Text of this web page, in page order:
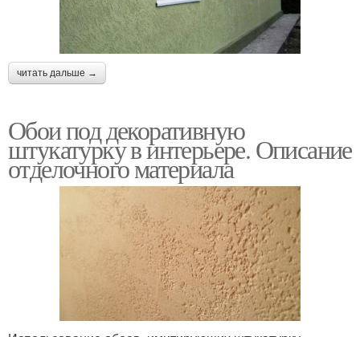
читать дальше →
Обои под декоративную
штукатурку в интерьере. Описание
отделочного материала